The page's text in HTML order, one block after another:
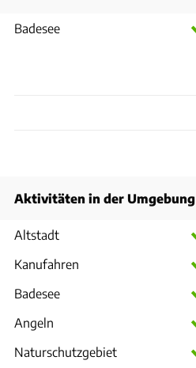
Badesee
Aktivitäten in der Umgebung
Altstadt
Kanufahren
Badesee
Angeln
Naturschutzgebiet